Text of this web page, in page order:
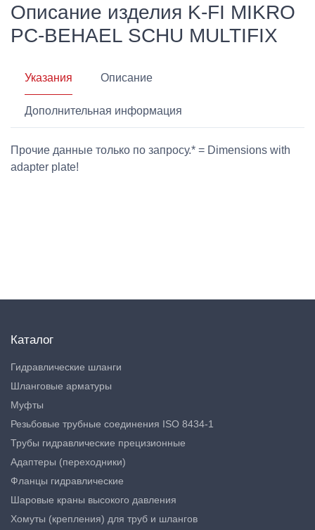
Описание изделия K-FI MIKRO
PC-BEHAEL SCHU MULTIFIX
Указания Описание
Дополнительная информация
Прочие данные только по запросу.* = Dimensions with
adapter plate!
Каталог
Гидравлические шланги
Шланговые арматуры
Муфты
Резьбовые трубные соединения ISO 8434-1
Трубы гидравлические прецизионные
Адаптеры (переходники)
Фланцы гидравлические
Шаровые краны высокого давления
Хомуты (крепления) для труб и шлангов